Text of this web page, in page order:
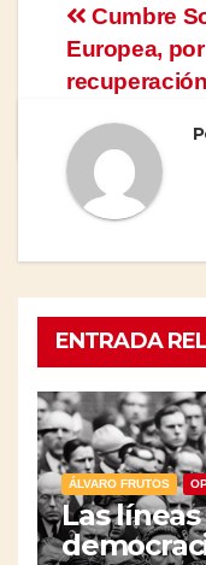
de
Cumbre
Europea,
ENTRADA
ÁLVARO FRUTOS
Las